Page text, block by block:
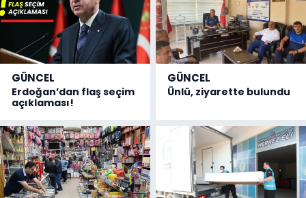
GÜNCEL
Erdoğan’dan flaş seçim
açıklaması!
GÜNCEL
Ünlü, ziyarette bulundu